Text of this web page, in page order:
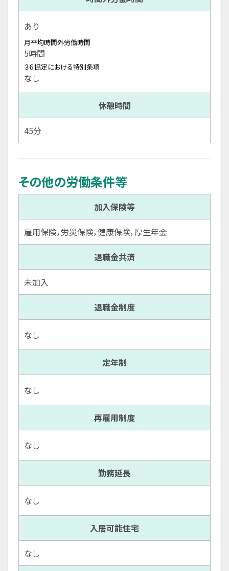
あり
月平均時間外労働時間
5時間
３６協定における特別条項
なし
休憩時間
45分
その他の労働条件等
加入保険等
雇用保険，労災保険，健康保険，厚生年金
退職金共済
未加入
退職金制度
なし
定年制
なし
再雇用制度
なし
勤務延長
なし
入居可能住宅
なし